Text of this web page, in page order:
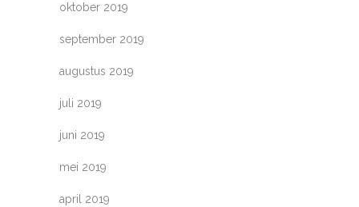
oktober 2019
september 2019
augustus 2019
juli 2019
juni 2019
mei 2019
april 2019